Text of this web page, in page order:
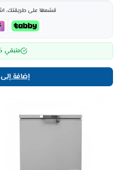
قسّمها على طريقتك،
متبقي
إضافة